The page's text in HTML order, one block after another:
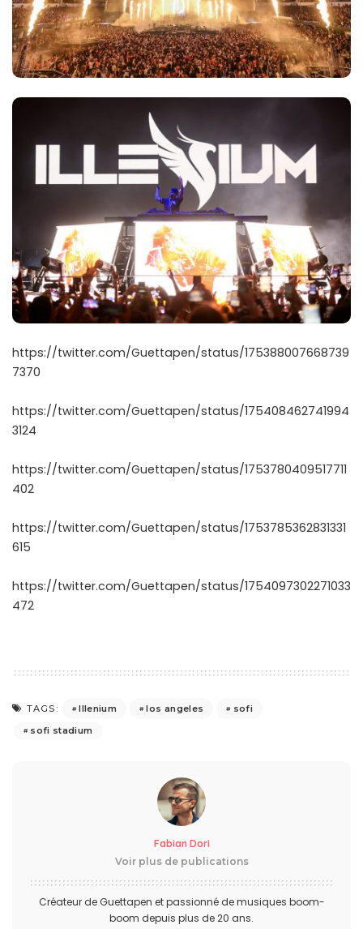
https://twitter.com/Guettapen/status/175388007668739
7370
https://twitter.com/Guettapen/status/175408462741994
3124
https://twitter.com/Guettapen/status/1753780409517711
402
https://twitter.com/Guettapen/status/1753785362831331
615
https://twitter.com/Guettapen/status/1754097302271033
472
TAGS: Illenium los angeles
sofi
sofi stadium
Fabian Dori
Voir plus de publications
Créateur de Guettapen et passionné de musiques boom-
boom depuis plus de 20 ans.